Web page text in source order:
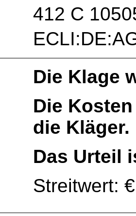
412 C
Die Klage
Die
die Kläger.
Das Urteil
Streitwert: